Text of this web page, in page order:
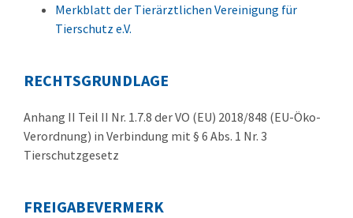
Merkblatt der Tierärztlichen Vereinigung für
Tierschutz e.V.
RECHTSGRUNDLAGE
Anhang II Teil II Nr. 1.7.8 der VO (EU) 2018/848 (EU-Öko-
Verordnung) in Verbindung mit § 6 Abs. 1 Nr. 3
Tierschutzgesetz
FREIGABEVERMERK